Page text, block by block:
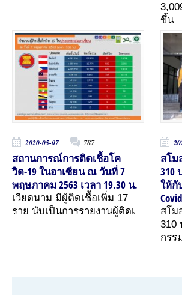
ขึ้น
2020-05-07 787
สถานการณ์การติดเชื้อโค
วิด-19 ในอาเซียน ณ วันที่ 7
พฤษภาคม 2563 เวลา 19.30 น.
เวียดนาม มีผู้ติดเชื้อเพิ่ม 17​
ราย​ นับเป็นการรายงานผู้ติดเ
สโม
310
ให้กั
สโม
310
กรร